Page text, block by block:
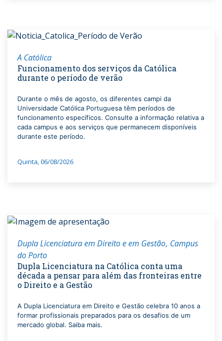
A Católica
Funcionamento dos serviços da Católica
durante o período de verão
Durante o mês de agosto, os diferentes campi da
Universidade Católica Portuguesa têm períodos de
funcionamento específicos. Consulte a informação relativa a
cada campus e aos serviços que permanecem disponíveis
durante este período.
Quinta, 06/08/2026
Dupla Licenciatura em Direito e em Gestão Campus
do Porto
Dupla Licenciatura na Católica conta uma
década a pensar para além das fronteiras entre
o Direito e a Gestão
A Dupla Licenciatura em Direito e Gestão celebra 10 anos a
formar profissionais preparados para os desafios de um
mercado global. Saiba mais.